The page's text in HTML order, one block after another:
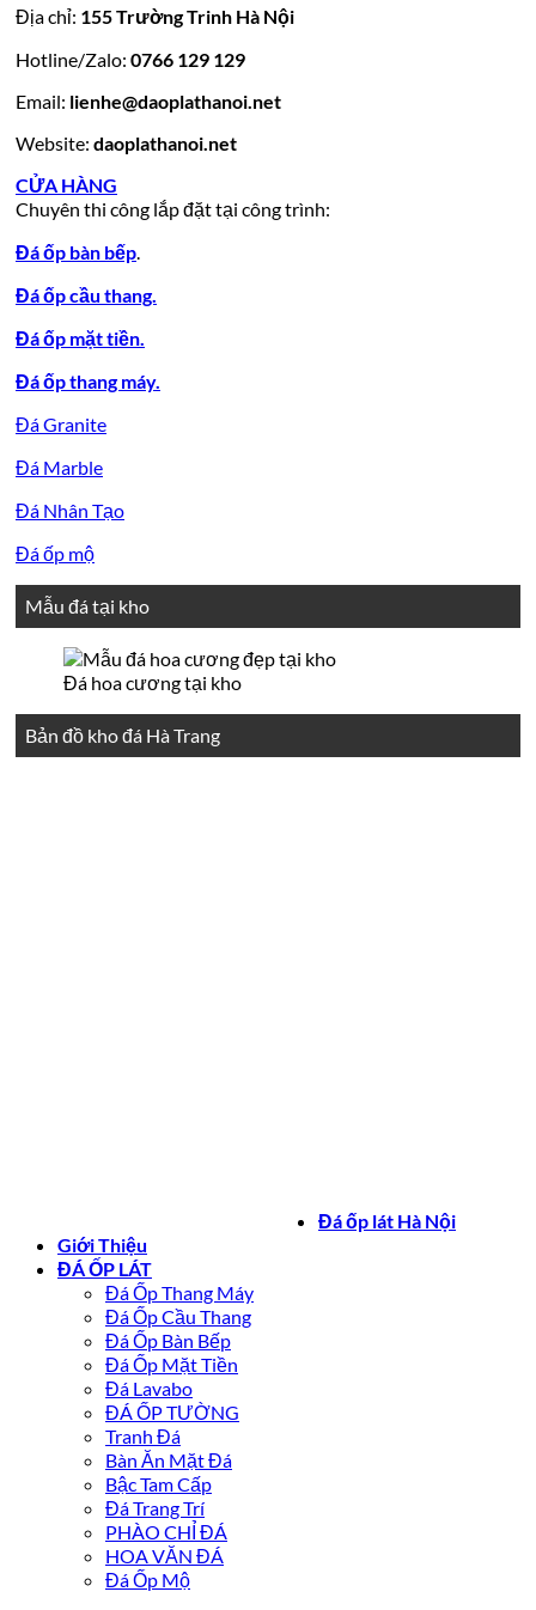
hàng
tốt
bàn
bàn
đẹp
Địa chỉ: 155 Trường Trinh Hà Nội
Hotline/Zalo: 0766 129 129
Email: lienhe@daoplathanoi.net
Website: daoplathanoi.net
CỬA HÀNG
Chuyên thi công lắp đặt tại công trình:
Đá ốp bàn bếp.
Đá ốp cầu thang.
Đá ốp mặt tiền.
Đá ốp thang máy.
Đá Granite
Đá Marble
Đá Nhân Tạo
Đá ốp mộ
Mẫu đá tại kho
Đá hoa cương tại kho
Bản đồ kho đá Hà Trang
daoplathanoi.net Đá ốp lát Hà Nội
Giới Thiệu
ĐÁ ỐP LÁT
Đá Ốp Thang Máy
Đá Ốp Cầu Thang
Đá Ốp Bàn Bếp
Đá Ốp Mặt Tiền
Đá Lavabo
ĐÁ ỐP TƯỜNG
Tranh Đá
Bàn Ăn Mặt Đá
Bậc Tam Cấp
Đá Trang Trí
PHÀO CHỈ ĐÁ
HOA VĂN ĐÁ
Đá Ốp Mộ